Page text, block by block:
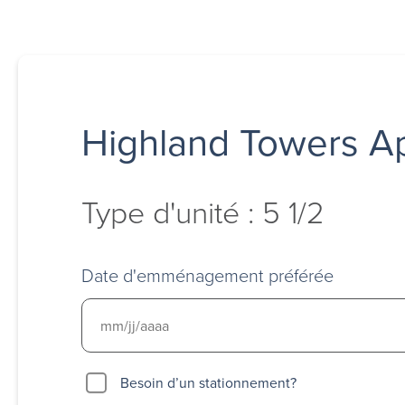
Highland Towers
Type d'unité : 5 1/2
Date d'emménagement préférée
BesoinBesoin d’un stationnement?